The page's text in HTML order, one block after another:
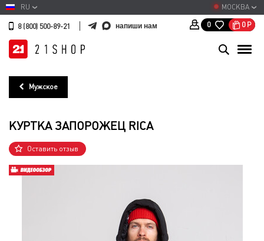
МОСКВА
RU
8 (800) 500-89-21 напиши нам 0 0 Р
Мужское
КУРТКА ЗАПОРОЖЕЦ RICA
Оставить отзыв